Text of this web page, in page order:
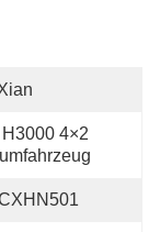
4×2